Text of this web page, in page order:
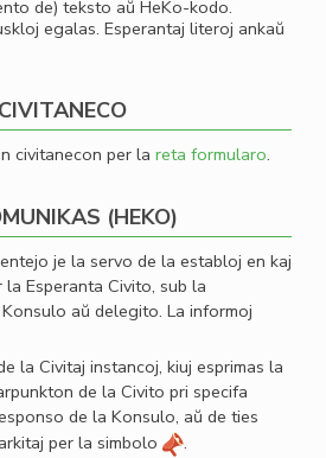
de) teksto aŭ HeKo-kodo.
egalas. Esperantaj literoj ankaŭ
civitanecon per la reta formularo.
(HEKO)
je la servo de la establoj en kaj
Esperanta Civito, sub la
aŭ delegito. La informoj
la Civitaj instancoj, kiuj esprimas la
de la Civito pri specifa
de la Konsulo, aŭ de ties
per la simbolo
.